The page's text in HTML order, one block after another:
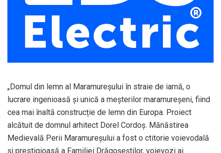
„Domul din lemn al Maramureșului în straie de iarnă, o
lucrare ingenioasă și unică a meșterilor maramureșeni, fiind
cea mai înaltă construcție de lemn din Europa. Proiect
alcătuit de domnul arhitect Dorel Cordoș. Mănăstirea
Medievală Perii Maramureșului a fost o ctitorie voievodală
și prestigioasă a Familiei Drăgoșeștilor, voievozi ai